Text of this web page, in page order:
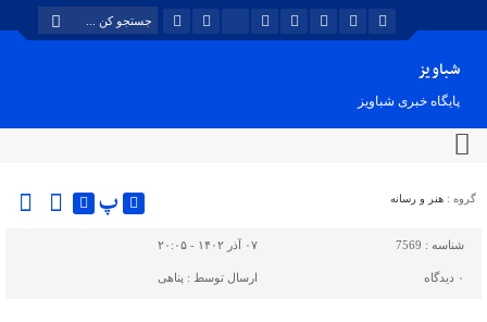
شباویز
پایگاه خبری شباویز
گروه : هنر و رسانه پ
شناسه : 7569 ۰۷ آذر ۱۴۰۲ - ۲۰:۰۵
۰ دیدگاه ارسال توسط : پناهی